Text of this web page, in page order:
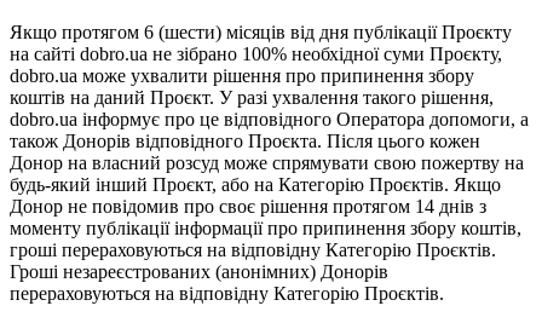
Якщо протягом 6 (шести) місяців від дня публікації Проєкту
на сайті dobro.ua не зібрано 100% необхідної суми Проєкту,
dobro.ua може ухвалити рішення про припинення збору
коштів на даний Проєкт. У разі ухвалення такого рішення,
dobro.ua інформує про це відповідного Оператора допомоги, а
також Донорів відповідного Проєкта. Після цього кожен
Донор на власний розсуд може спрямувати свою пожертву на
будь-який інший Проєкт, або на Категорію Проєктів. Якщо
Донор не повідомив про своє рішення протягом 14 днів з
моменту публікації інформації про припинення збору коштів,
гроші перераховуються на відповідну Категорію Проєктів.
Гроші незареєстрованих (анонімних) Донорів
перераховуються на відповідну Категорію Проєктів.